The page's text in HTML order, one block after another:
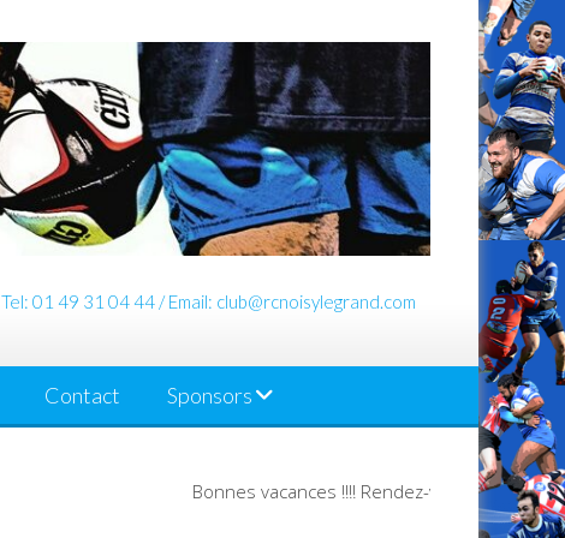
Tel: 01 49 31 04 44 / Email: club@rcnoisylegrand.com
Contact Sponsors
Bonnes vacances !!!! Rendez-vous en